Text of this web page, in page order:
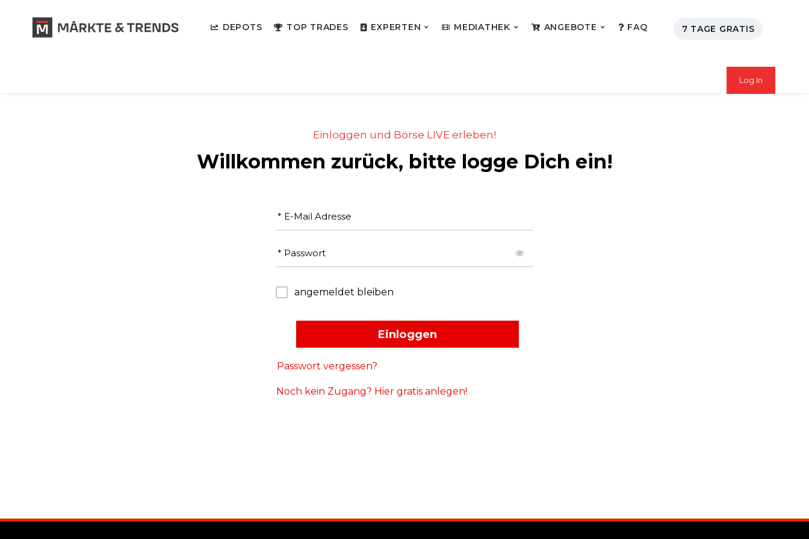
DEPOTS TOP TRADES EXPERTEN MEDIATHEK ANGEBOTE FAQ 7 TAGE GRATIS
Log In
Einloggen und Börse LIVE erleben!
Willkommen zurück, bitte logge Dich ein!
* E-Mail Adresse
* Passwort
angemeldet bleiben
Einloggen
Passwort vergessen?
Noch kein Zugang? Hier gratis anlegen!